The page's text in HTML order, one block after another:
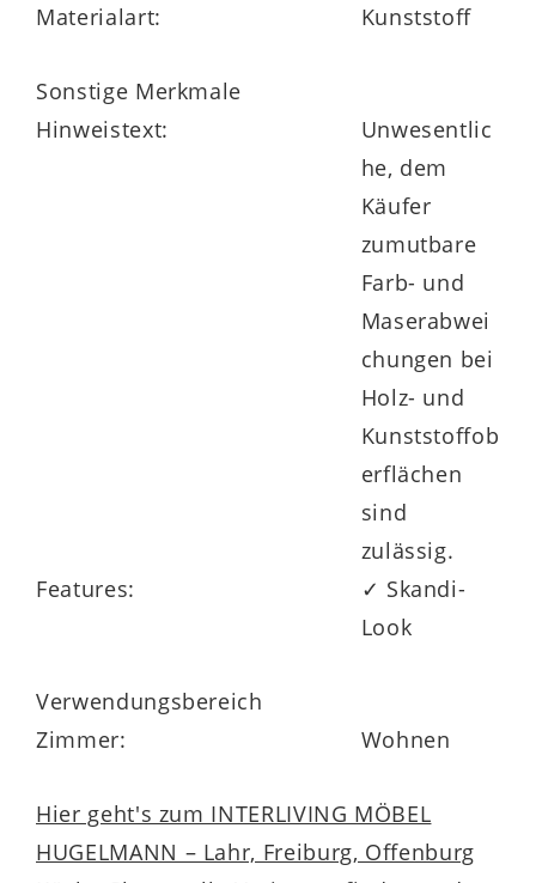
Materialart:
Kunststoff
Sonstige Merkmale
Hinweistext:
Unwesentlic
he, dem
Käufer
zumutbare
Farb- und
Maserabwei
chungen bei
Holz- und
Kunststoffob
erflächen
sind
zulässig.
Features:
✓ Skandi-
Look
Verwendungsbereich
Zimmer:
Wohnen
Hier geht's zum INTERLIVING MÖBEL
HUGELMANN – Lahr, Freiburg, Offenburg